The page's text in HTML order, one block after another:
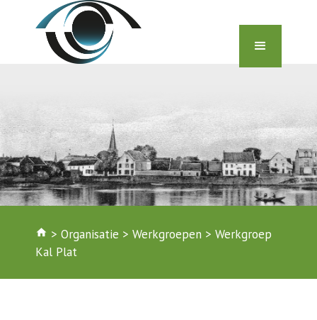
home > Organisatie > Werkgroepen > Werkgroep
Kal Plat